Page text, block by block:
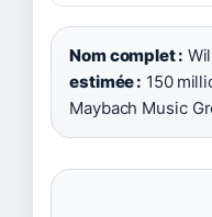
Nom complet :
estimée : 150
Maybach Music